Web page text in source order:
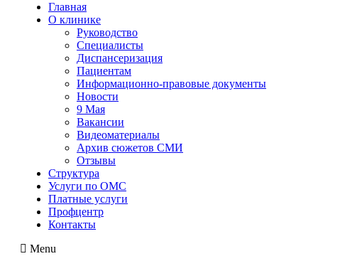
Главная
О клинике
Руководство
Специалисты
Диспансеризация
Пациентам
Информационно-правовые документы
Новости
9 Мая
Вакансии
Видеоматериалы
Архив сюжетов СМИ
Отзывы
Структура
Услуги по ОМС
Платные услуги
Профцентр
Контакты
Menu